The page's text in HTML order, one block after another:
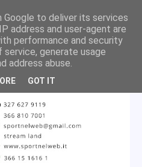
to deliver its services
address and user-agent are
performance and security
generate usage
address abuse.
GOT IT